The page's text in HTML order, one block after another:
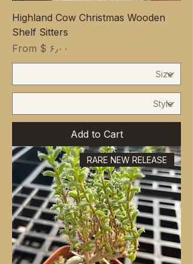
Highland Cow Christmas Wooden
Shelf Sitters
From $ ۶٫۰۰
Sale Price
Add to Cart
RARE NEW RELEASE